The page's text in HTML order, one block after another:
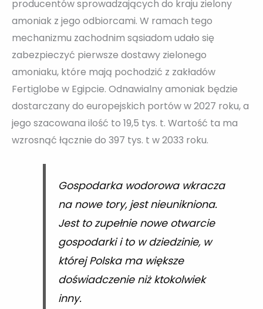
producentów sprowadzających do kraju zielony
amoniak z jego odbiorcami. W ramach tego
mechanizmu zachodnim sąsiadom udało się
zabezpieczyć pierwsze dostawy zielonego
amoniaku, które mają pochodzić z zakładów
Fertiglobe w Egipcie. Odnawialny amoniak będzie
dostarczany do europejskich portów w 2027 roku, a
jego szacowana ilość to 19,5 tys. t. Wartość ta ma
wzrosnąć łącznie do 397 tys. t w 2033 roku.
Gospodarka wodorowa wkracza
na nowe tory, jest nieunikniona.
Jest to zupełnie nowe otwarcie
gospodarki i to w dziedzinie, w
której Polska ma większe
doświadczenie niż ktokolwiek
inny.